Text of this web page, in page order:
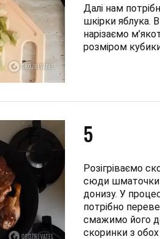
Далі нам
шкірки яблука.
нарізаємо
розміром
5
Розігріваємо
сюди
донизу. У
потрібно
смажимо його
скоринки з обох